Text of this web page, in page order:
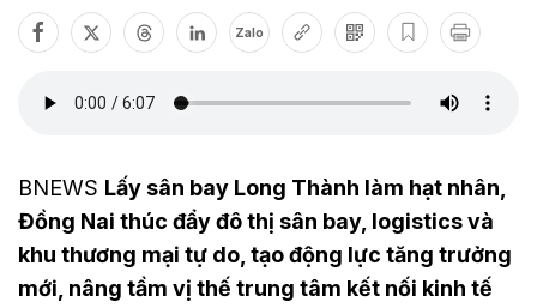
Zalo
BNEWS Lấy sân bay Long Thành làm hạt nhân,
Đồng Nai thúc đẩy đô thị sân bay, logistics và
khu thương mại tự do, tạo động lực tăng trưởng
mới, nâng tầm vị thế trung tâm kết nối kinh tế